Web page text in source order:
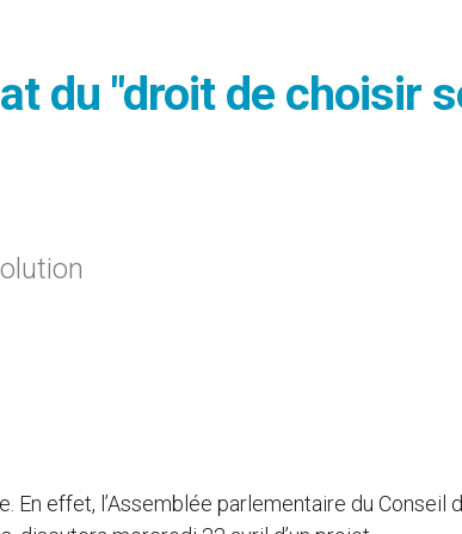
du "droit de choisir
En effet, l’Assemblée parlementaire du Conseil